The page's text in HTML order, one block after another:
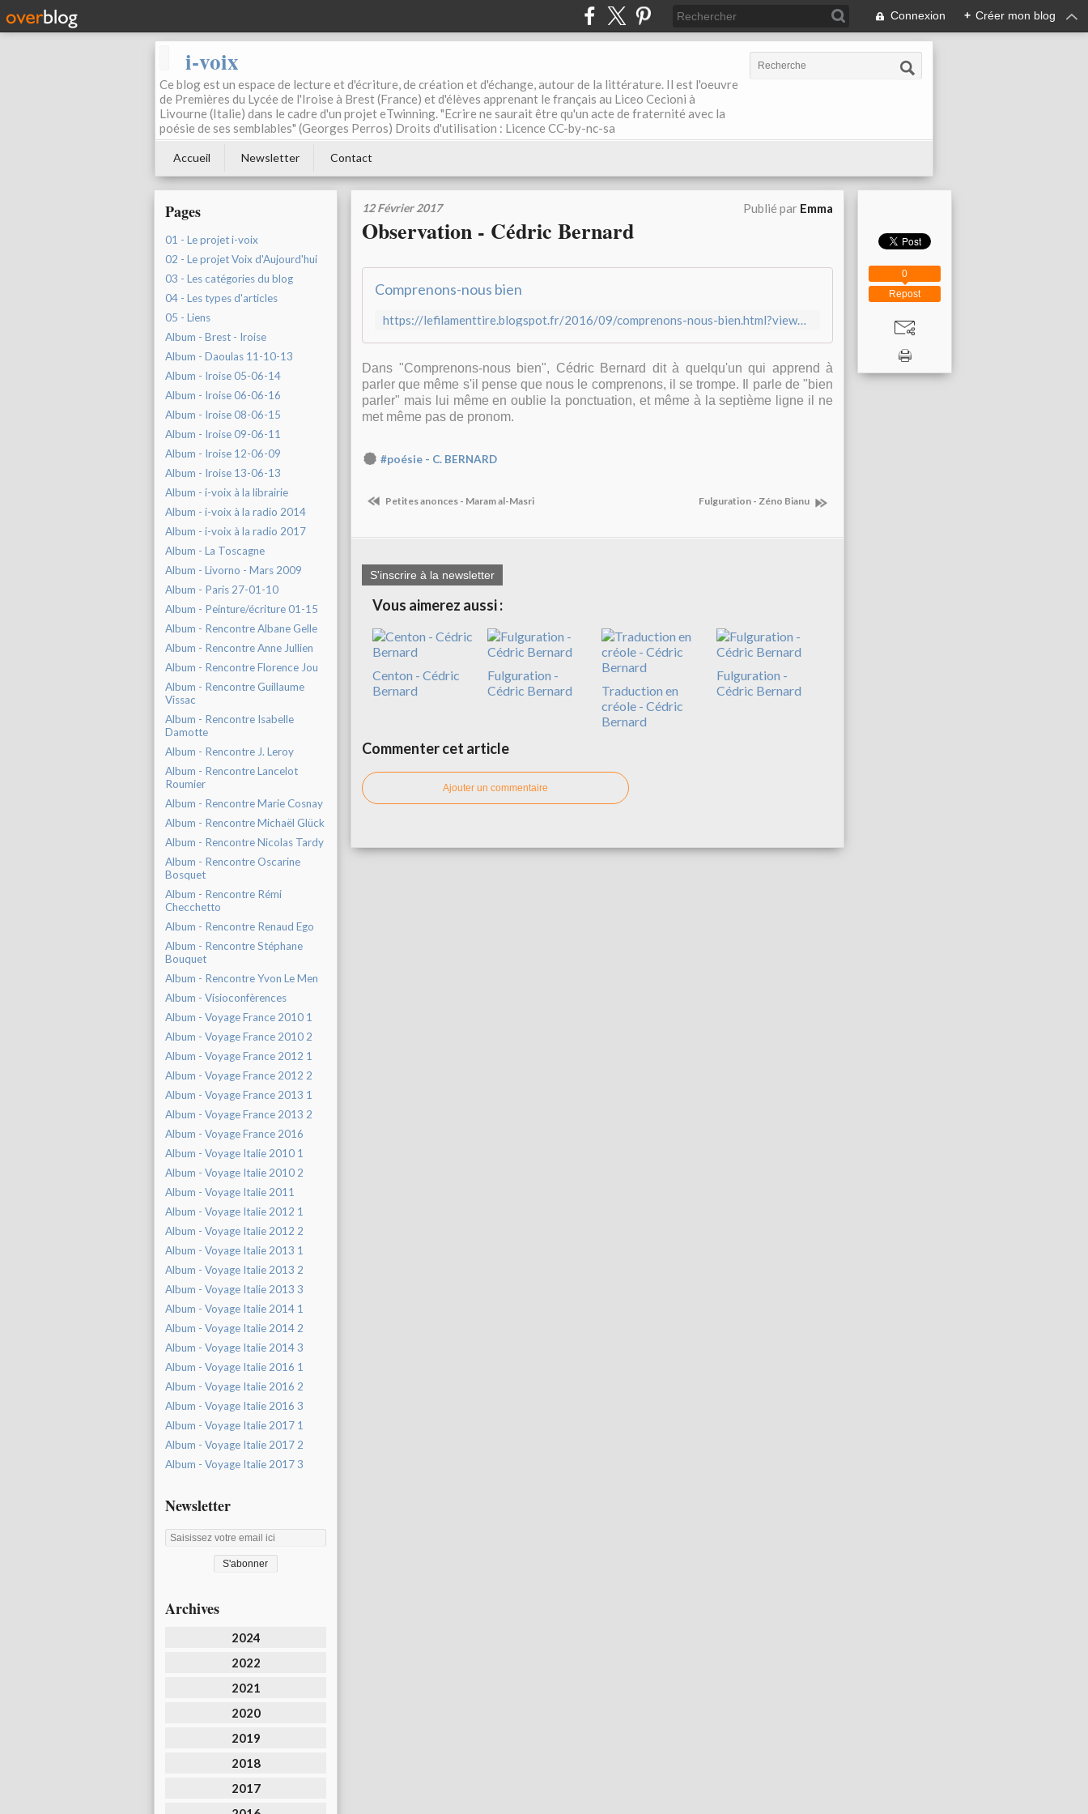
Connexion + Créer mon blog
i-voix
Ce blog est un espace de lecture et d'écriture, de création et d'échange, autour de la littérature. Il est l'oeuvre
de Premières du Lycée de l'Iroise à Brest (France) et d'élèves apprenant le français au Liceo Cecioni à
Livourne (Italie) dans le cadre d'un projet eTwinning. "Ecrire ne saurait être qu'un acte de fraternité avec la
poésie de ses semblables" (Georges Perros) Droits d'utilisation : Licence CC-by-nc-sa
Accueil Newsletter Contact
Pages
01 - Le projet i-voix
02 - Le projet Voix d'Aujourd'hui
03 - Les catégories du blog
04 - Les types d'articles
05 - Liens
Album - Brest - Iroise
Album - Daoulas 11-10-13
Album - Iroise 05-06-14
Album - Iroise 06-06-16
Album - Iroise 08-06-15
Album - Iroise 09-06-11
Album - Iroise 12-06-09
Album - Iroise 13-06-13
Album - i-voix à la librairie
Album - i-voix à la radio 2014
Album - i-voix à la radio 2017
Album - La Toscagne
Album - Livorno - Mars 2009
Album - Paris 27-01-10
Album - Peinture/écriture 01-15
Album - Rencontre Albane Gelle
Album - Rencontre Anne Jullien
Album - Rencontre Florence Jou
Album - Rencontre Guillaume
Vissac
Album - Rencontre Isabelle
Damotte
Album - Rencontre J. Leroy
Album - Rencontre Lancelot
Roumier
Album - Rencontre Marie Cosnay
Album - Rencontre Michaël Glück
Album - Rencontre Nicolas Tardy
Album - Rencontre Oscarine
Bosquet
Album - Rencontre Rémi
Checchetto
Album - Rencontre Renaud Ego
Album - Rencontre Stéphane
Bouquet
Album - Rencontre Yvon Le Men
Album - Visioconfèrences
Album - Voyage France 2010 1
Album - Voyage France 2010 2
Album - Voyage France 2012 1
Album - Voyage France 2012 2
Album - Voyage France 2013 1
Album - Voyage France 2013 2
Album - Voyage France 2016
Album - Voyage Italie 2010 1
Album - Voyage Italie 2010 2
Album - Voyage Italie 2011
Album - Voyage Italie 2012 1
Album - Voyage Italie 2012 2
Album - Voyage Italie 2013 1
Album - Voyage Italie 2013 2
Album - Voyage Italie 2013 3
Album - Voyage Italie 2014 1
Album - Voyage Italie 2014 2
Album - Voyage Italie 2014 3
Album - Voyage Italie 2016 1
Album - Voyage Italie 2016 2
Album - Voyage Italie 2016 3
Album - Voyage Italie 2017 1
Album - Voyage Italie 2017 2
Album - Voyage Italie 2017 3
Newsletter
Archives
2024
2022
2021
2020
2019
2018
2017
12 Février 2017 Publié par Emma
Observation - Cédric Bernard
Comprenons-nous bien
https://lefilamenttire.blogspot.fr/2016/09/comprenons-nous-bien.html?view=flipcard
Dans "Comprenons-nous bien", Cédric Bernard dit à quelqu'un qui apprend à
parler que même s'il pense que nous le comprenons, il se trompe. Il parle de "bien
parler" mais lui même en oublie la ponctuation, et même à la septième ligne il ne
met même pas de pronom.
#poésie - C. BERNARD
Petites anonces - Maram al-Masri Fulguration - Zéno Bianu
S'inscrire à la newsletter
Vous aimerez aussi :
Centon - Cédric
Bernard
Fulguration -
Cédric Bernard
Traduction en
créole - Cédric
Bernard
Fulguration -
Cédric Bernard
Commenter cet article
Ajouter un commentaire
Repost
0